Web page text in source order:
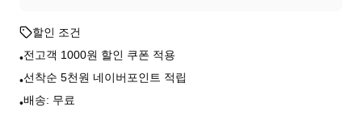
할인 조건
•전고객 1000원 할인 쿠폰 적용
•선착순 5천원 네이버포인트 적립
•배송: 무료